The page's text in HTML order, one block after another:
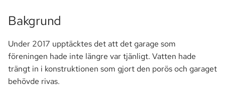
Bakgrund
Under 2017 upptäcktes det att det garage som
föreningen hade inte längre var tjänligt. Vatten hade
trängt in i konstruktionen som gjort den porös och garaget
behövde rivas.